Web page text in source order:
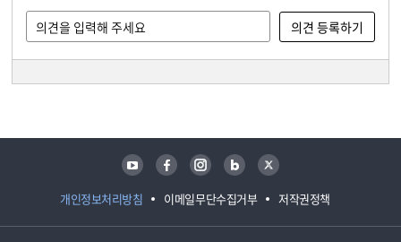
개인정보처리방침 이메일무단수집거부 저작권정책
유튜브 페이스북 인스타그램 블로그 트위터